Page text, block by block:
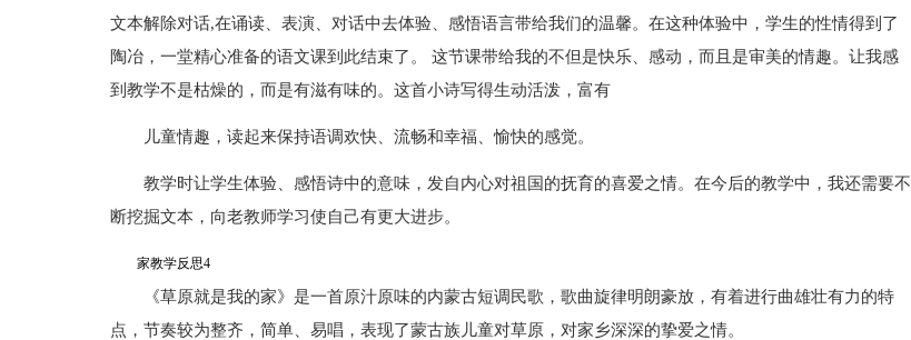
文本解除对话,在诵读、表演、对话中去体验、感悟语言带给我们的温馨。在这种体验中，学生的性情得到了
陶冶，一堂精心准备的语文课到此结束了。 这节课带给我的不但是快乐、感动，而且是审美的情趣。让我感
到教学不是枯燥的，而是有滋有味的。这首小诗写得生动活泼，富有
儿童情趣，读起来保持语调欢快、流畅和幸福、愉快的感觉。
教学时让学生体验、感悟诗中的意味，发自内心对祖国的抚育的喜爱之情。在今后的教学中，我还需要不
断挖掘文本，向老教师学习使自己有更大进步。
家教学反思4
《草原就是我的家》是一首原汁原味的内蒙古短调民歌，歌曲旋律明朗豪放，有着进行曲雄壮有力的特
点，节奏较为整齐，简单、易唱，表现了蒙古族儿童对草原，对家乡深深的挚爱之情。